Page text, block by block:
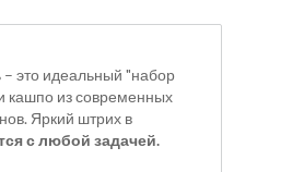
– это идеальный "набор
кашпо из современных
Яркий штрих в
с любой задачей.